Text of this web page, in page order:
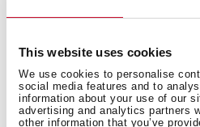
This website uses cookies
We use cookies to personalise
social media features and to
information about your use of our
advertising and analytics partners
other information that you’ve